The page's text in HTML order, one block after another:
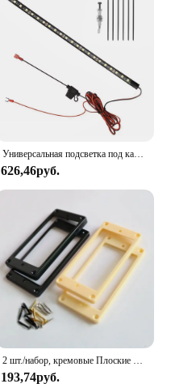
Универсальная подсветка под капот для ремонта двигателя, белая задняя панель с автоматическим переключателем включения/выключения, для автомобиля, внедорожника, для ремонта внедорожника
626,46руб.
2 шт./набор, кремовые Плоские Кольца с винтами
193,74руб.